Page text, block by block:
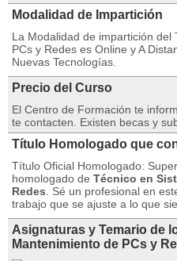
Modalidad de Impartición
La Modalidad de impartición
PCs y Redes es Online y A
Nuevas Tecnologías.
Precio del Curso
El Centro de Formación te
te contacten. Existen becas y
Título Homologado que
Título Oficial Homologado:
homologado de Técnico en
Redes . Sé un profesional en
trabajo que se ajuste a lo que
Asignaturas y Temario de
Mantenimiento de PCs y